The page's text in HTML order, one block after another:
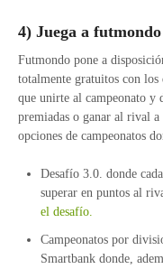
4) Juega a futmondo
Futmondo pone a
totalmente gratuitos con los
que unirte al campeonato y
premiadas o ganar al rival
opciones de campeonatos
Desafío 3.0. donde
superar en puntos al
el desafío.
Campeonatos por
Smartbank donde,